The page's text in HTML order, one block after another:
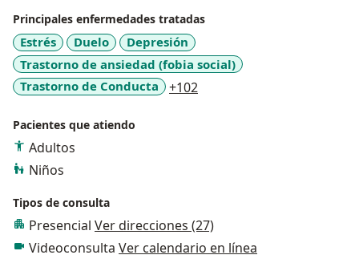
Principales enfermedades tratadas
Estrés Duelo
Depresión
Trastorno de ansiedad (fobia social)
Trastorno de Conducta
+102
Pacientes que atiendo
Adultos
Niños
Tipos de consulta
Presencial Ver direcciones (27)
Videoconsulta Ver calendario en línea